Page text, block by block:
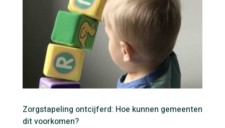
Zorgstapeling ontcijferd: Hoe kunnen gemeenten
dit voorkomen?